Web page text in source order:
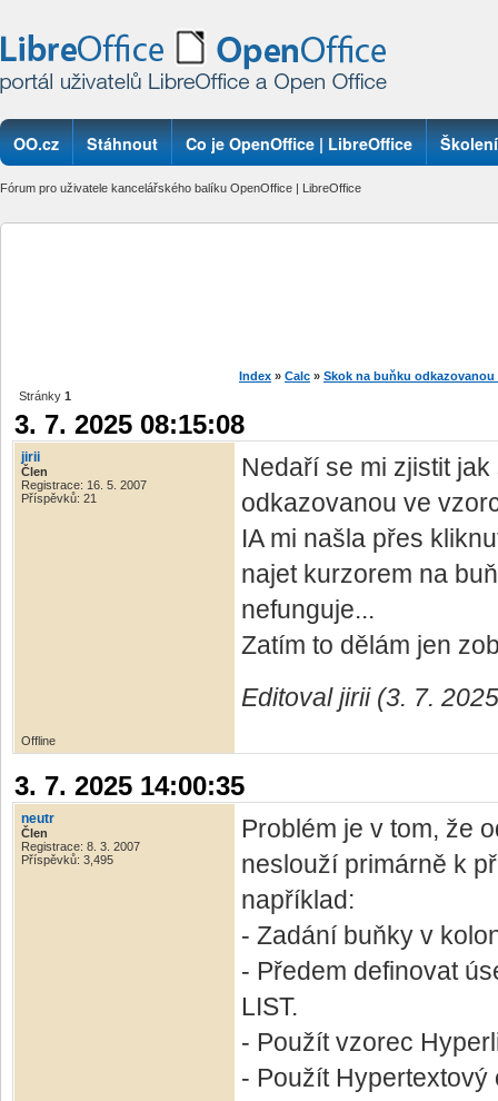
OO.cz Stáhnout Co je OpenOffice | LibreOffice Školení
Fórum pro uživatele kancelářského balíku OpenOffice | LibreOffice
Index » Calc » Skok na buňku odkazovanou
Stránky 1
3. 7. 2025 08:15:08
jirii
Člen
Registrace: 16. 5. 2007
Příspěvků: 21
Nedaří se mi zjistit
odkazovanou ve
IA mi našla přes
najet kurzorem na
nefunguje...
Zatím to dělám jen
Editoval jirii (3. 7.
Offline
3. 7. 2025 14:00:35
neutr
Člen
Registrace: 8. 3. 2007
Příspěvků: 3,495
Problém je v tom, že
neslouží primárně k
například:
- Zadání buňky v
- Předem definovat
LIST.
- Použít vzorec
- Použít Hypertextový